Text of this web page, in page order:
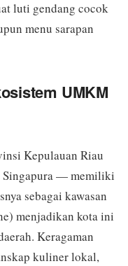
luti gendang cocok
menu sarapan
UMKM
Kepulauan Riau
Singapura — memiliki
sebagai kawasan
menjadikan kota ini
Keragaman
kuliner lokal,